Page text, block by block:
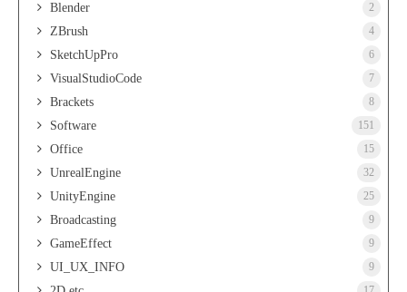
Blender 2
ZBrush 4
SketchUpPro 6
VisualStudioCode 7
Brackets 8
Software 151
Office 15
UnrealEngine 32
UnityEngine 25
Broadcasting 9
GameEffect 9
UI_UX_INFO 9